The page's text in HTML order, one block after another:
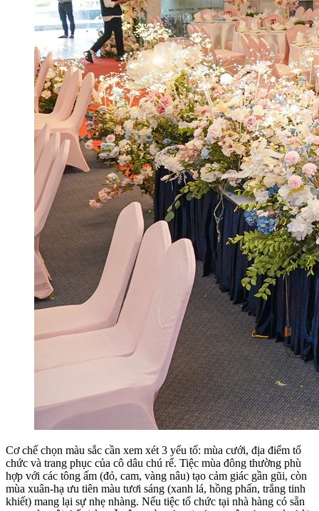
Cơ chế chọn màu sắc cần xem xét 3 yếu tố: mùa cưới, địa điểm tổ
chức và trang phục của cô dâu chú rể. Tiệc mùa đông thường phù
hợp với các tông ấm (đỏ, cam, vàng nâu) tạo cảm giác gần gũi, còn
mùa xuân-hạ ưu tiên màu tươi sáng (xanh lá, hồng phấn, trắng tinh
khiết) mang lại sự nhẹ nhàng. Nếu tiệc tổ chức tại nhà hàng có sẵn